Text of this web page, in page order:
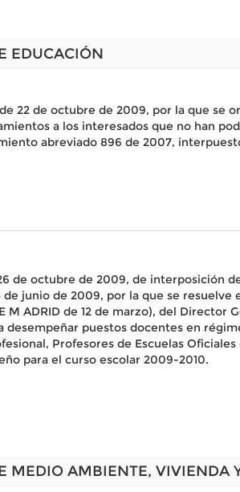
EDUCACIÓN
de 22 de octubre de 2009, por la que se
a los interesados que no han
abreviado 896 de 2007,
de octubre de 2009, de interposición
de junio de 2009, por la que se resuelve
M ADRID de 12 de marzo), del
desempeñar puestos docentes en
Profesores de Escuelas
para el curso escolar 2009-2010.
MEDIO AMBIENTE, VIVIENDA